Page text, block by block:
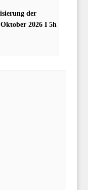
der
2026 I 5h